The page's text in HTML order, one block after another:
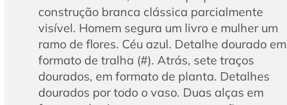
construção branca clássica parcialmente
visível. Homem segura um livro e mulher um
ramo de flores. Céu azul. Detalhe dourado em
formato de tralha (#). Atrás, sete traços
dourados, em formato de planta. Detalhes
dourados por todo o vaso. Duas alças em